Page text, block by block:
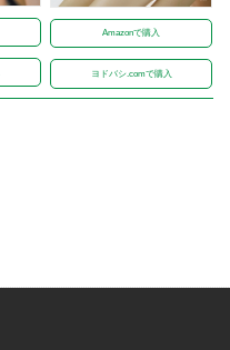
Amazonで購入
ヨドバシ.comで購入